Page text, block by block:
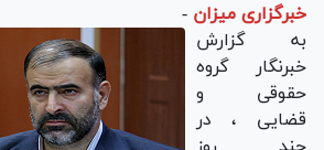
خبرگزاری میزان -
به گزارش
خبرنگار گروه
حقوقی و
قضایی ، در